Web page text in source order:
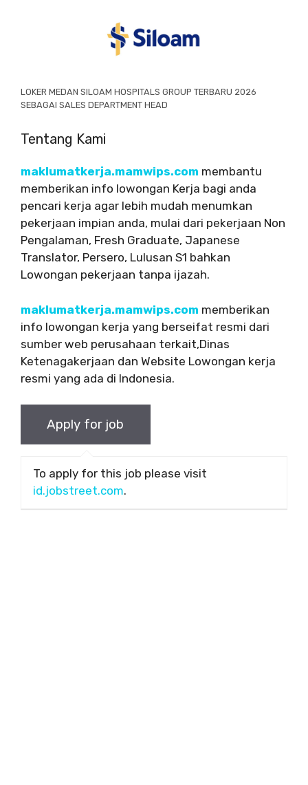
LOKER MEDAN SILOAM HOSPITALS GROUP TERBARU 2026
SEBAGAI SALES DEPARTMENT HEAD
Tentang Kami
maklumatkerja.mamwips.com membantu
memberikan info lowongan Kerja bagi anda
pencari kerja agar lebih mudah menumkan
pekerjaan impian anda, mulai dari pekerjaan Non
Pengalaman, Fresh Graduate, Japanese
Translator, Persero, Lulusan S1 bahkan
Lowongan pekerjaan tanpa ijazah.
maklumatkerja.mamwips.com memberikan
info lowongan kerja yang berseifat resmi dari
sumber web perusahaan terkait,Dinas
Ketenagakerjaan dan Website Lowongan kerja
resmi yang ada di Indonesia.
To apply for this job please visit
id.jobstreet.com.